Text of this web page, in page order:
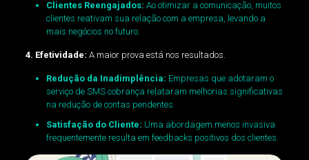
Clientes Reengajados: Ao otimizar a comunicação, muitos
clientes reativam sua relação com a empresa, levando a
mais negócios no futuro.
4. Efetividade: A maior prova está nos resultados.
Redução da Inadimplência: Empresas que adotaram o
serviço de SMS cobrança relataram melhorias significativas
na redução de contas pendentes.
Satisfação do Cliente: Uma abordagem menos invasiva
frequentemente resulta em feedbacks positivos dos clientes.